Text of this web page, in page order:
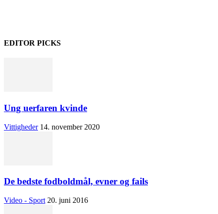
EDITOR PICKS
Ung uerfaren kvinde
Vittigheder 14. november 2020
De bedste fodboldmål, evner og fails
Video - Sport 20. juni 2016